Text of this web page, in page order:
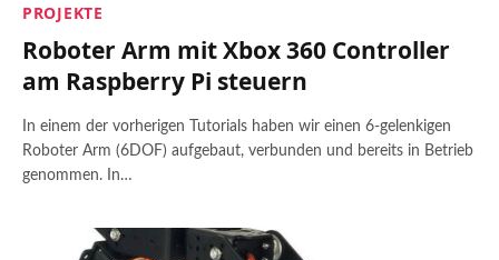
PROJEKTE
Roboter Arm mit Xbox 360 Controller
am Raspberry Pi steuern
In einem der vorherigen Tutorials haben wir einen 6-gelenkigen
Roboter Arm (6DOF) aufgebaut, verbunden und bereits in Betrieb
genommen. In…